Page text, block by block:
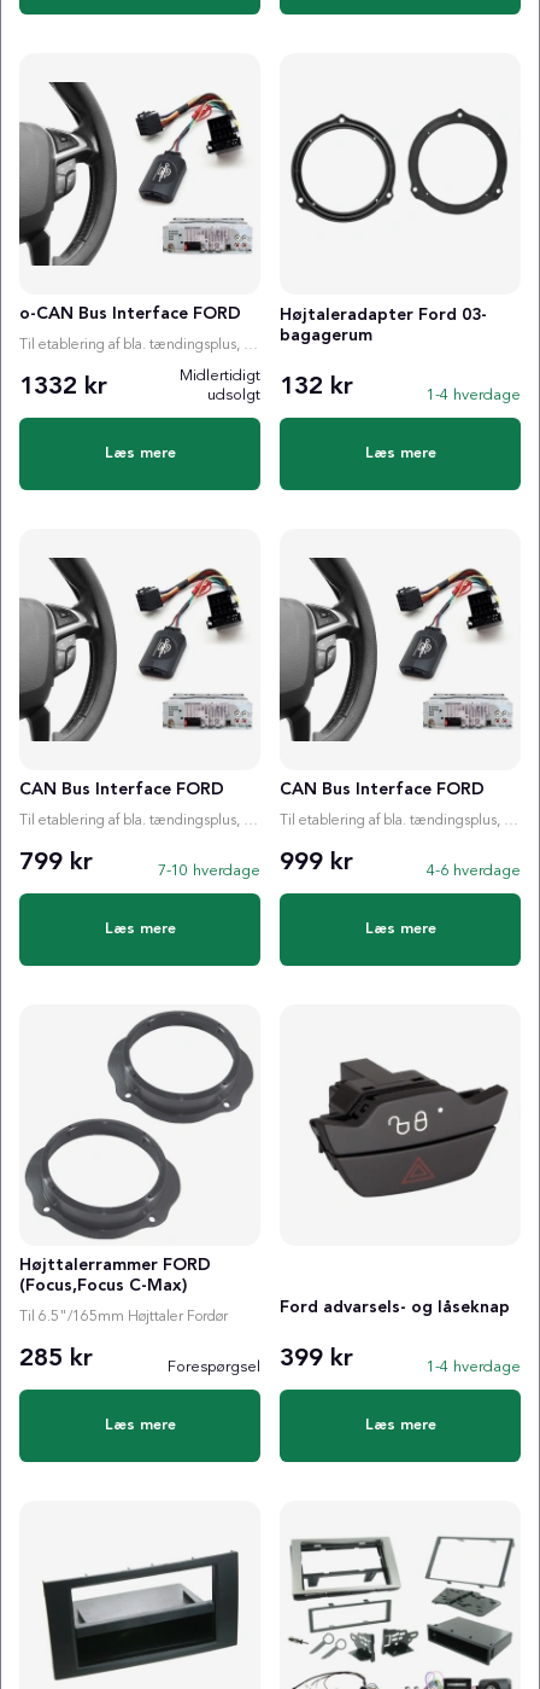
o-CAN Bus Interface FORD
Til etablering af bla. tændingsplus, ratstyring etc.
1332 kr
Midlertidigt
udsolgt
Læs mere
Højtaleradapter Ford 03-
bagagerum
132 kr 1-4 hverdage
Læs mere
CAN Bus Interface FORD
Til etablering af bla. tændingsplus, ratstyring etc.
799 kr 7-10 hverdage
Læs mere
CAN Bus Interface FORD
Til etablering af bla. tændingsplus, ratstyring etc.
999 kr 4-6 hverdage
Læs mere
Højttalerrammer FORD
(Focus,Focus C-Max)
Til 6.5"/165mm Højttaler Fordør
285 kr Forespørgsel
Læs mere
Ford advarsels- og låseknap
399 kr 1-4 hverdage
Læs mere